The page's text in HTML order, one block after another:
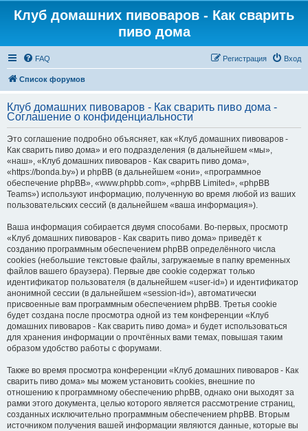
Клуб домашних пивоваров - Как cварить
пиво дома
FAQ Вход
Регистрация
Список форумов
Клуб домашних пивоваров - Как cварить пиво дома -
Соглашение о конфиденциальности
Это соглашение подробно объясняет, как «Клуб домашних пивоваров -
Как cварить пиво дома» и его подразделения (в дальнейшем «мы»,
«наш», «Клуб домашних пивоваров - Как cварить пиво дома»,
«https://bonda.by») и phpBB (в дальнейшем «они», «программное
обеспечение phpBB», «www.phpbb.com», «phpBB Limited», «phpBB
Teams») используют информацию, полученную во время любой из ваших
пользовательских сессий (в дальнейшем «ваша информация»).
Ваша информация собирается двумя способами. Во-первых, просмотр
«Клуб домашних пивоваров - Как cварить пиво дома» приведёт к
созданию программным обеспечением phpBB определённого числа
cookies (небольшие текстовые файлы, загружаемые в папку временных
файлов вашего браузера). Первые две cookie содержат только
идентификатор пользователя (в дальнейшем «user-id») и идентификатор
анонимной сессии (в дальнейшем «session-id»), автоматически
присвоенные вам программным обеспечением phpBB. Третья cookie
будет создана после просмотра одной из тем конференции «Клуб
домашних пивоваров - Как cварить пиво дома» и будет использоваться
для хранения информации о прочтённых вами темах, повышая таким
образом удобство работы с форумами.
Также во время просмотра конференции «Клуб домашних пивоваров - Как
cварить пиво дома» мы можем установить cookies, внешние по
отношению к программному обеспечению phpBB, однако они выходят за
рамки этого документа, целью которого является рассмотрение страниц,
созданных исключительно программным обеспечением phpBB. Вторым
источником получения вашей информации являются данные, которые вы